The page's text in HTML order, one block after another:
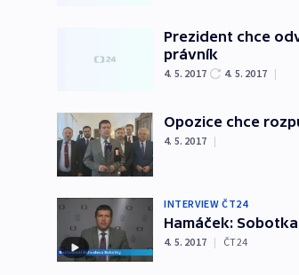
Prezident chce
právník
4. 5. 2017 4. 5. 2017 |
Opozice chce
4. 5. 2017 |
INTERVIEW ČT24
Hamáček:
4. 5. 2017 | ČT24